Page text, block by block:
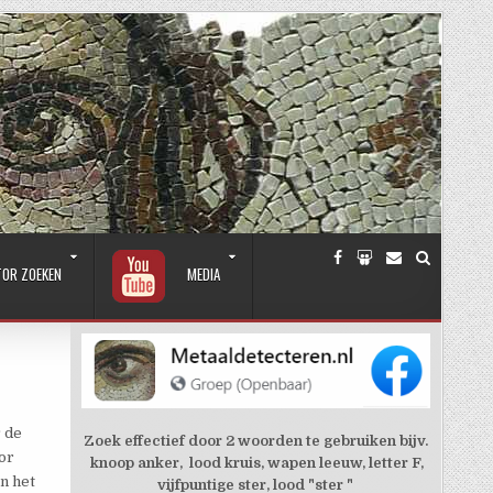
ZOEKEN MEDIA
de
het
Zoek effectief door 2 woorden te gebruiken bijv.
knoop anker, lood kruis, wapen leeuw, letter F,
vijfpuntige ster, lood "ster "